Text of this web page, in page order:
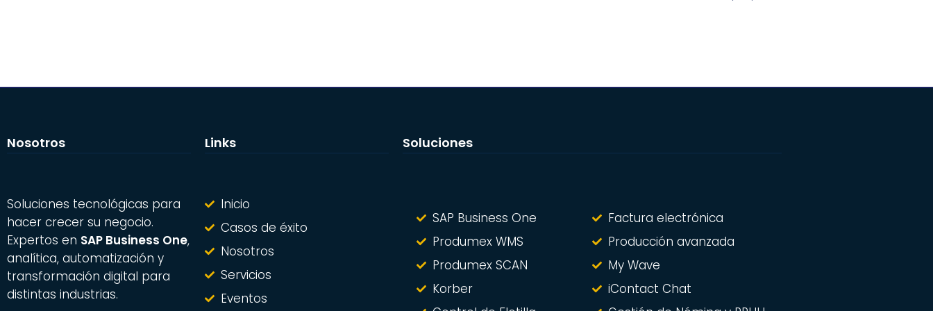
Nosotros
Soluciones tecnológicas para
hacer crecer su negocio.
Expertos en SAP Business One,
analítica, automatización y
transformación digital para
distintas industrias.
Links
Inicio
Casos de éxito
Nosotros
Servicios
Eventos
Soluciones
SAP Business One
Produmex WMS
Produmex SCAN
Korber
Factura electrónica
Producción avanzada
My Wave
iContact Chat